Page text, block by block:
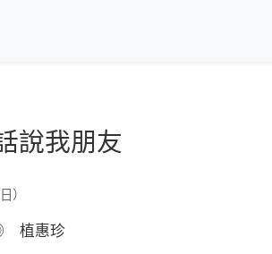
說我朋友
）
植惠珍